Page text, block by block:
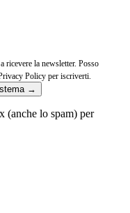
ricevere la newsletter. Posso
Policy per iscriverti.
→
(anche lo spam) per